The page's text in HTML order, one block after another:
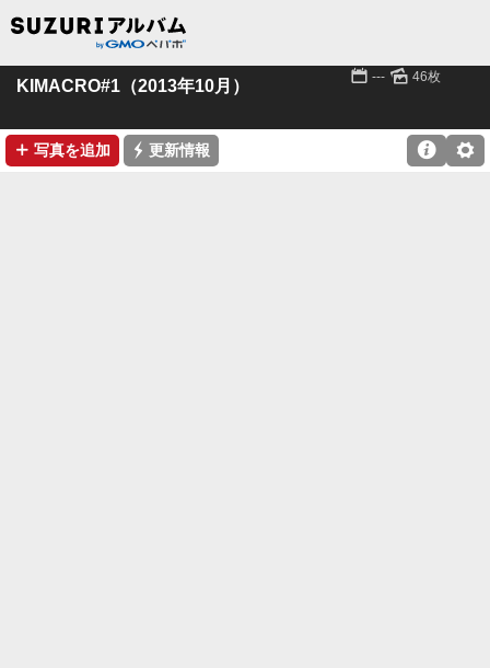
KIMACRO#1（2013年10月） 📅 --- 🌄 46枚
➕ 写真を追加 ⚡ 更新情報 ⚙
